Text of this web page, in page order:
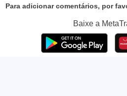
Para adicionar comentários, por
Baixe a